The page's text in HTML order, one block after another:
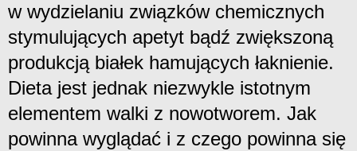
w wydzielaniu związków chemicznych
stymulujących apetyt bądź zwiększoną
produkcją białek hamujących łaknienie.
Dieta jest jednak niezwykle istotnym
elementem walki z nowotworem. Jak
powinna wyglądać i z czego powinna się